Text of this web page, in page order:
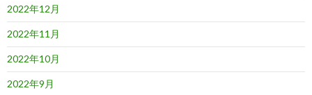
2022年12月
2022年11月
2022年10月
2022年9月